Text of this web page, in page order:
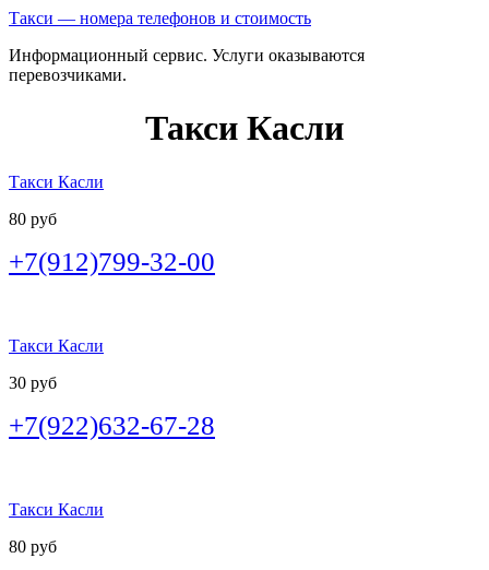
Такси — номера телефонов и стоимость
Информационный сервис. Услуги оказываются
перевозчиками.
Такси Касли
Такси Касли
80 руб
+7(912)799-32-00
Такси Касли
30 руб
+7(922)632-67-28
Такси Касли
80 руб